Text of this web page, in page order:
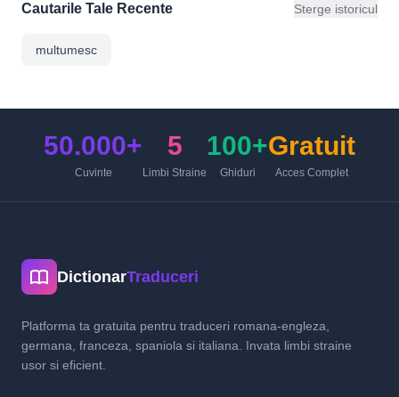
Cautarile Tale Recente Sterge istoricul
multumesc
50.000+
Cuvinte
5
Limbi Straine
100+
Ghiduri
Gratuit
Acces Complet
DictionarTraduceri
Platforma ta gratuita pentru traduceri romana-engleza,
germana, franceza, spaniola si italiana. Invata limbi straine
usor si eficient.